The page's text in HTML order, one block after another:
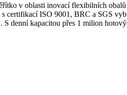
v oblasti inovací flexibilních
certifikací ISO 9001, BRC a SGS
S denní kapacitou přes 1 milion